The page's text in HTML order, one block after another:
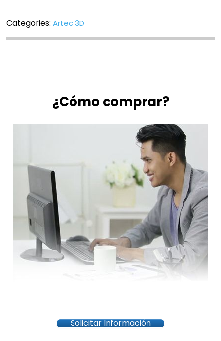
Categories: Artec 3D
¿Cómo comprar?
Solicitar Información